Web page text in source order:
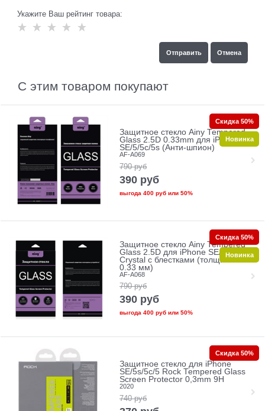
Укажите Ваш рейтинг товара:
С этим товаром покупают
Защитное стекло Ainy Tempered
Glass 2.5D 0.33mm для iPhone
SE/5/5c/5s (Анти-шпион)
AF-A069
790 руб
390 руб
выгода 400 рубили 50%
Скидка 50%
Новинка
Защитное стекло Ainy Tempered
Glass 2.5D для iPhone SE/5/5c/5s
Crystal с блестками (толщина
0.33 мм)
AF-A068
790 руб
390 руб
выгода 400 рубили 50%
Скидка 50%
Новинка
Защитное стекло для iPhone
SE/5s/5с/5 Rock Tempered Glass
Screen Protector 0,3mm 9H
2020
740 руб
Скидка 50%